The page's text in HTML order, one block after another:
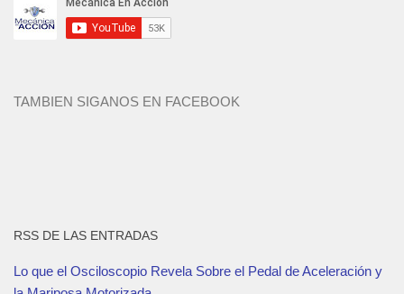
TAMBIEN SIGANOS EN FACEBOOK
RSS DE LAS ENTRADAS
Lo que el Osciloscopio Revela Sobre el Pedal de Aceleración y